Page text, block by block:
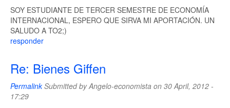
SOY ESTUDIANTE DE TERCER SEMESTRE DE ECONOMÍA
INTERNACIONAL, ESPERO QUE SIRVA MI APORTACIÓN. UN
SALUDO A TO2;)
responder
Re: Bienes Giffen
PermalinkSubmitted byAngelo-economista on 30 April, 2012 -
17:29